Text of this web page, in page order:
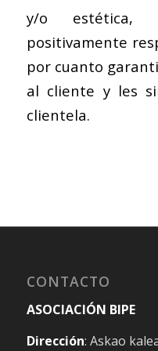
y/o estética,
positivamente
por cuanto
al cliente y les
clientela.
CONTACTO
ASOCIACIÓN BIPE
Dirección: Askao